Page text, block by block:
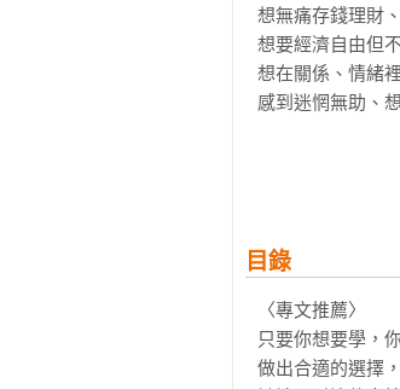
想無痛存錢理財
想要經濟自由但
想在關係、情緒
感到迷惘無助、
目錄
〈專文推薦〉
只要你想要學，
做出合適的選擇